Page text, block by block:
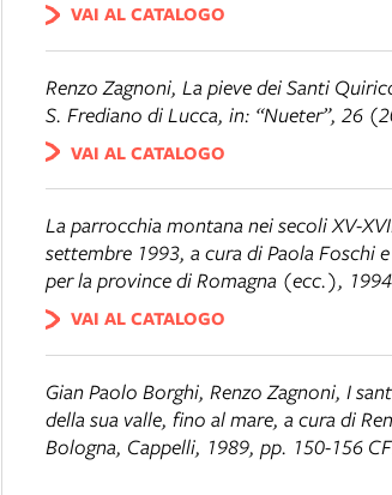
VAI AL CATALOGO
Renzo Zagnoni, La pieve dei Santi
S. Frediano di Lucca, in: “Nueter”, 26
VAI AL CATALOGO
La parrocchia montana nei secoli XV-
settembre 1993, a cura di Paola Foschi
per la province di Romagna (ecc.), 1994
VAI AL CATALOGO
Gian Paolo Borghi, Renzo Zagnoni, I
della sua valle, fino al mare, a cura di
Bologna, Cappelli, 1989, pp. 150-156